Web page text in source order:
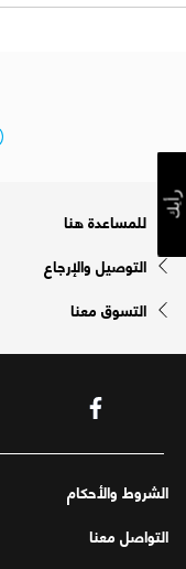
للمساعدة هنا
التوصيل والإرجاع
التسوق معنا
الشروط والأحكام
التواصل معنا
رأيك